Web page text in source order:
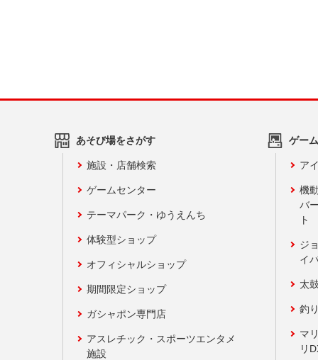
あそび場をさがす
施設・店舗検索
ゲームセンター
テーマパーク・ゆうえんち
体験型ショップ
オフィシャルショップ
期間限定ショップ
ガシャポン専門店
アスレチック・スポーツエンタメ
施設
ゲー
ア
機
バ
ト
ジ
イ
太
釣
マ
リ